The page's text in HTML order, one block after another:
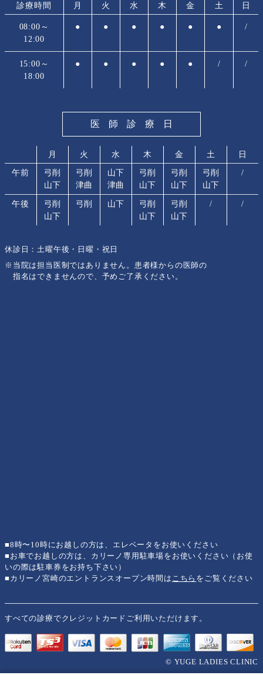
診療時間 月 火 水 木 金 土 日
08:00～
12:00
● ● ● ● ● ● /
15:00～
18:00
● ● ● ● ● / /
医師診療日
月 火 水 木 金 土 日
午前
弓削
山下
弓削
津曲
山下
津曲
弓削
山下
弓削
山下
弓削
山下
/
午後
弓削
山下
弓削 山下
弓削
山下
弓削
山下
/ /
休診日：土曜午後・日曜・祝日
※当院は担当医制ではありません。患者様からの医師の
指名はできませんので、予めご了承ください。
■8時〜10時にお越しの方は、エレベータをお使いください
■お車でお越しの方は、カリーノ専用駐車場をお使いください（お使
いの際は駐車券をお持ち下さい）
■カリーノ宮崎のエントランスオープン時間は こちら をご覧ください
すべての診療でクレジットカードご利用いただけます。
© YUGE LADIES CLINIC